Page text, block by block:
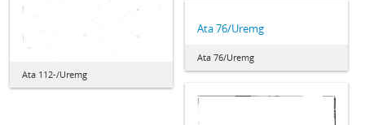
Ata 112-/Uremg
Ata 76/Uremg
Ata 76/Uremg